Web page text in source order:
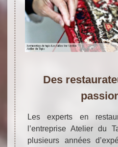
Des
Les experts en
l’entreprise Atelier du
plusieurs années